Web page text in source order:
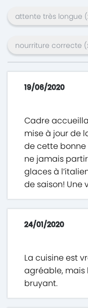
attente très longue
nourriture correcte
19/06/2020
Cadre
mise à jour de
de cette bonne
ne jamais
glaces à
de saison! Une
24/01/2020
La cuisine est
agréable, mais
bruyant.